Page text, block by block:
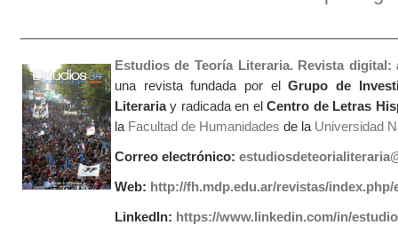
Estudios de Teoría Literaria. Revista
una revista fundada por elGrupo de
Literariay radicada en elCentro de Letras
la Facultad de Humanidades de laUniversidad
Correo electrónico:
Web: http://fh.mdp.edu.ar/revistas/index.php/
LinkedIn: https://www.linkedin.com/in/